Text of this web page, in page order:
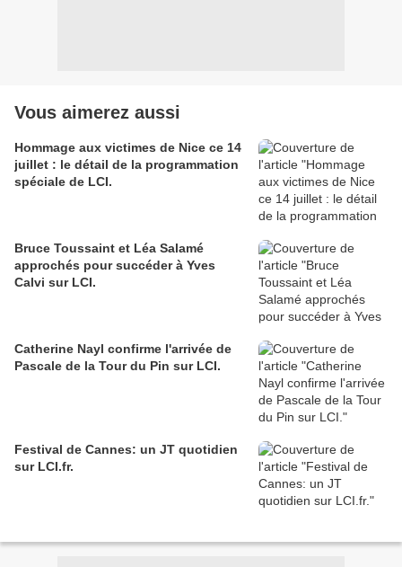
Vous aimerez aussi
Hommage aux victimes de Nice ce 14
juillet : le détail de la programmation
spéciale de LCI.
Bruce Toussaint et Léa Salamé
approchés pour succéder à Yves
Calvi sur LCI.
Catherine Nayl‏ confirme l'arrivée de
Pascale de la Tour du Pin sur LCI.
Festival de Cannes: un JT quotidien
sur LCI.fr.